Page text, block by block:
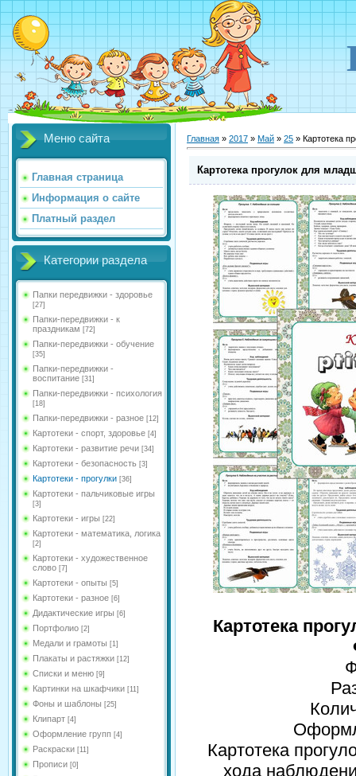
Меню сайта
Главная страница
Информация о сайте
Платный раздел
Категории раздела
Папки передвижки - здоровье
[27]
Папки-передвижки - к
праздникам [72]
Папки-передвижки - обучение
[35]
Папки-передвижки -
воспитание [31]
Папки-передвижки - психология
[18]
Папки-передвижки - разное [12]
Картотеки - спорт, здоровье [4]
Картотеки - развитие речи [34]
Картотеки - безопасность [3]
Картотеки - прогулки [36]
Картотеки - пальчиковые игры
[3]
Картотеки - игры [22]
Картотеки - математика, логика
[2]
Картотеки - художественное
слово [7]
Картотеки - опыты [5]
Картотеки - разное [6]
Дидактические игры [6]
Портфолио [2]
Медали и грамоты [1]
Плакаты и растяжки [12]
Списки и меню [9]
Картинки на шкафчики [11]
Фоны и шаблоны [25]
Клипарт [4]
Оформление групп [4]
Раскраски [11]
Прописи [0]
Главная » 2017 » Май » 25 » Картотека
Картотека прогулок для
Картотека
Картотека
хода